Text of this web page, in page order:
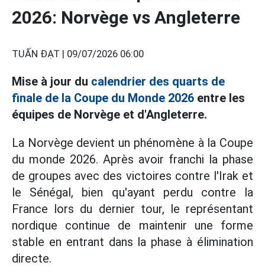
2026: Norvège vs Angleterre
TUẤN ĐẠT | 09/07/2026 06:00
Mise à jour du calendrier des quarts de
finale de la Coupe du Monde 2026 entre les
équipes de Norvège et d'Angleterre.
La Norvège devient un phénomène à la Coupe
du monde 2026. Après avoir franchi la phase
de groupes avec des victoires contre l'Irak et
le Sénégal, bien qu'ayant perdu contre la
France lors du dernier tour, le représentant
nordique continue de maintenir une forme
stable en entrant dans la phase à élimination
directe.